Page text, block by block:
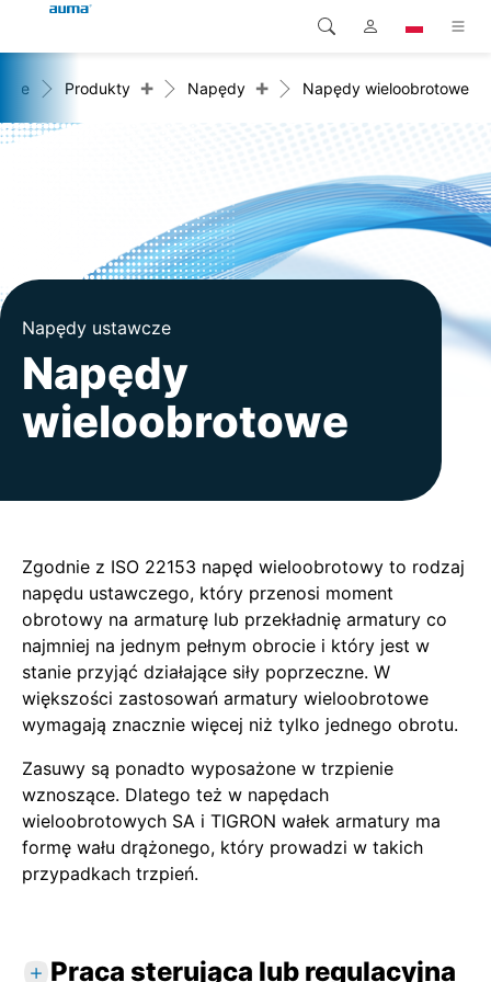
Produkty
Serwis
Przedsiębiorstwo
Kontakt
Global
Azja i Pacyfik
Ameryka Północna
Wyszukaj
Produkty + Napędy + Napędy wieloobrotowe
Napędy ustawcze
Napędy
wieloobrotowe
Zgodnie z ISO 22153 napęd wieloobrotowy to rodzaj
napędu ustawczego, który przenosi moment
obrotowy na armaturę lub przekładnię armatury co
najmniej na jednym pełnym obrocie i który jest w
stanie przyjąć działające siły poprzeczne. W
większości zastosowań armatury wieloobrotowe
wymagają znacznie więcej niż tylko jednego obrotu.
Zasuwy są ponadto wyposażone w trzpienie
wznoszące. Dlatego też w napędach
wieloobrotowych SA i TIGRON wałek armatury ma
formę wału drążonego, który prowadzi w takich
przypadkach trzpień.
Praca sterująca lub regulacyjna